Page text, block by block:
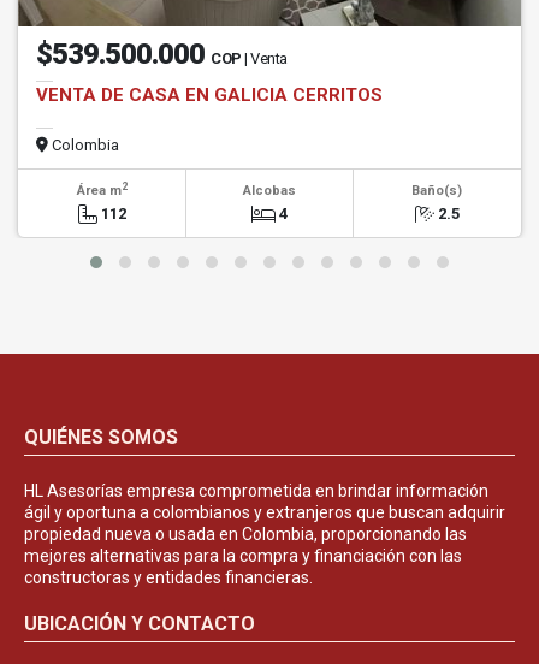
$539.500.000 COP | Venta
VENTA DE CASA EN GALICIA CERRITOS
Colombia
Área m2
112
Alcobas
4
Baño(s)
2.5
QUIÉNES SOMOS
HL Asesorías empresa comprometida en brindar información
ágil y oportuna a colombianos y extranjeros que buscan adquirir
propiedad nueva o usada en Colombia, proporcionando las
mejores alternativas para la compra y financiación con las
constructoras y entidades financieras.
UBICACIÓN Y CONTACTO